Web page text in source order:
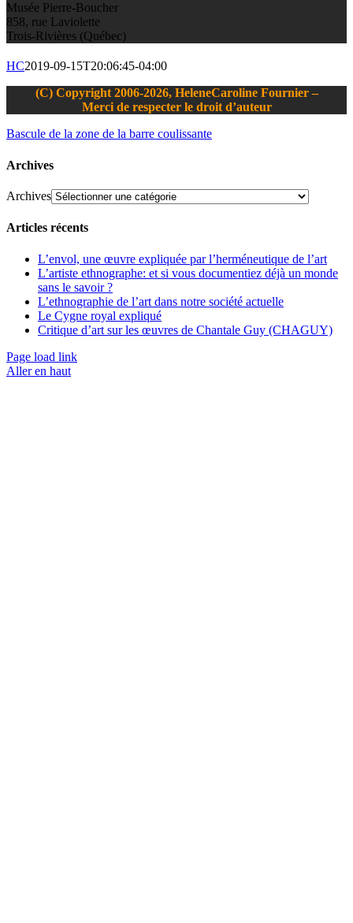
Musée Pierre-Boucher
858, rue Laviolette
Trois-Rivières (Québec)
HC2019-09-15T20:06:45-04:00
(C) Copyright 2006-2026, HeleneCaroline Fournier –
Merci de respecter le droit d’auteur
Bascule de la zone de la barre coulissante
Archives
Archives
Articles récents
L’envol, une œuvre expliquée par l’herméneutique de l’art
L’artiste ethnographe: et si vous documentiez déjà un monde
sans le savoir ?
L’ethnographie de l’art dans notre société actuelle
Le Cygne royal expliqué
Critique d’art sur les œuvres de Chantale Guy (CHAGUY)
Page load link
Aller en haut